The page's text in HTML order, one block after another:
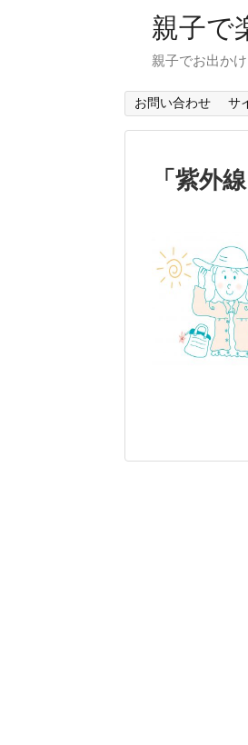
親子で
親子でお出か
お問い合わせ サ
「 紫外線